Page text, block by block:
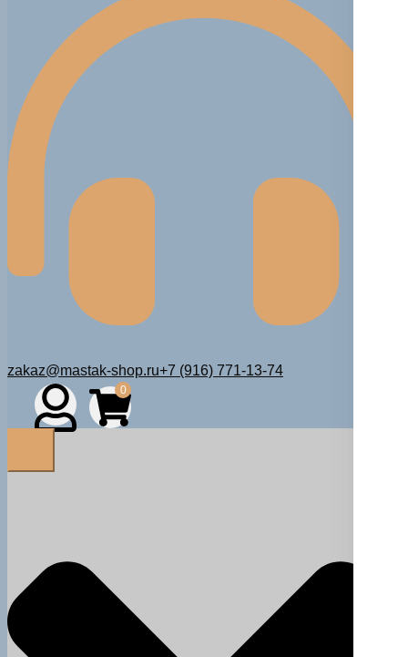
zakaz@mastak-shop.ru+7 (916) 771-13-74
0